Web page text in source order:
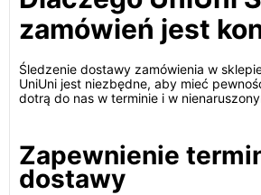
zamówień jest
Śledzenie dostawy zamówienia w
UniUni jest niezbędne, aby mieć
dotrą do nas w terminie i w
Zapewnienie
dostawy